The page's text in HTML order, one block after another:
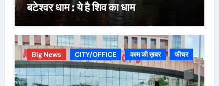
बटेश्वर धाम : ये है शिव का धाम
Big News CITY/OFFICE काम की ख़बर फीचर